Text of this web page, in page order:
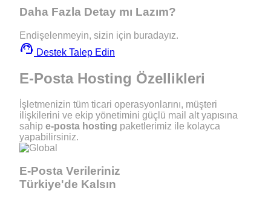
Daha Fazla Detay mı Lazım?
Endişelenmeyin, sizin için buradayız.
support_agent Destek Talep Edin
E-Posta Hosting Özellikleri
İşletmenizin tüm ticari operasyonlarını, müşteri
ilişkilerini ve ekip yönetimini güçlü mail alt yapısına
sahip e-posta hosting paketlerimiz ile kolayca
yapabilirsiniz.
E-Posta Verileriniz
Türkiye'de Kalsın